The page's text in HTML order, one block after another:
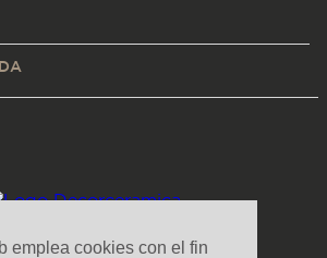
emplea cookies con el fin